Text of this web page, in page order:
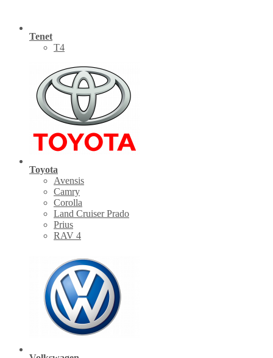
Tenet
Т4
Toyota
Avensis
Camry
Corolla
Land Cruiser Prado
Prius
RAV 4